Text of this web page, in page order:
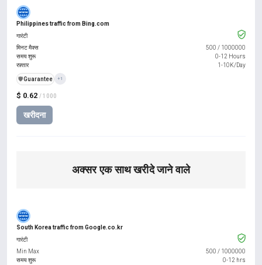
Philippines traffic from Bing.com
$ 0.62 / 1000
खरीदना
गारंटी
मिनट मैक्स
500 / 1000000
समय शुरू
0-12 Hours
रफ़्तार
1-10K/Day
️🛡️Guarantee +1
अक्सर एक साथ खरीदे जाने वाले
South Korea traffic from Google.co.kr
गारंटी
Min Max
500 / 1000000
समय शुरू
0-12 hrs